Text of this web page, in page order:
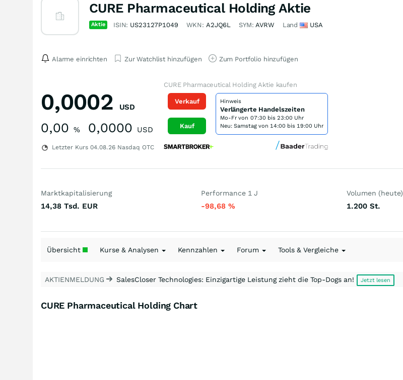
CURE Pharmaceutical Holding Aktie
Aktie ISIN: US23127P1049 WKN: A2JQ6L SYM:AVRW Land USA
Alarme einrichten Zur Watchlist hinzufügen Zum Portfolio hinzufügen
0,0002 USD
0,00 % 0,0000 USD
Letzter Kurs 04.08.26 Nasdaq OTC
CURE Pharmaceutical Holding Aktie kaufen
Verkauf
Kauf
Hinweis
Verlängerte Handelszeiten
Mo-Fr von 07:30 bis 23:00 Uhr
Neu: Samstag von 14:00 bis 19:00 Uhr
Marktkapitalisierung
14,38 Tsd. EUR
Performance 1 J
-98,68 %
Volumen (heute)
1.200 St.
Übersicht Kurse & Analysen Kennzahlen Forum Tools & Vergleiche
AKTIENMELDUNG SalesCloser Technologies: Einzigartige Leistung zieht die Top-Dogs an! Jetzt lesen
CURE Pharmaceutical Holding Chart